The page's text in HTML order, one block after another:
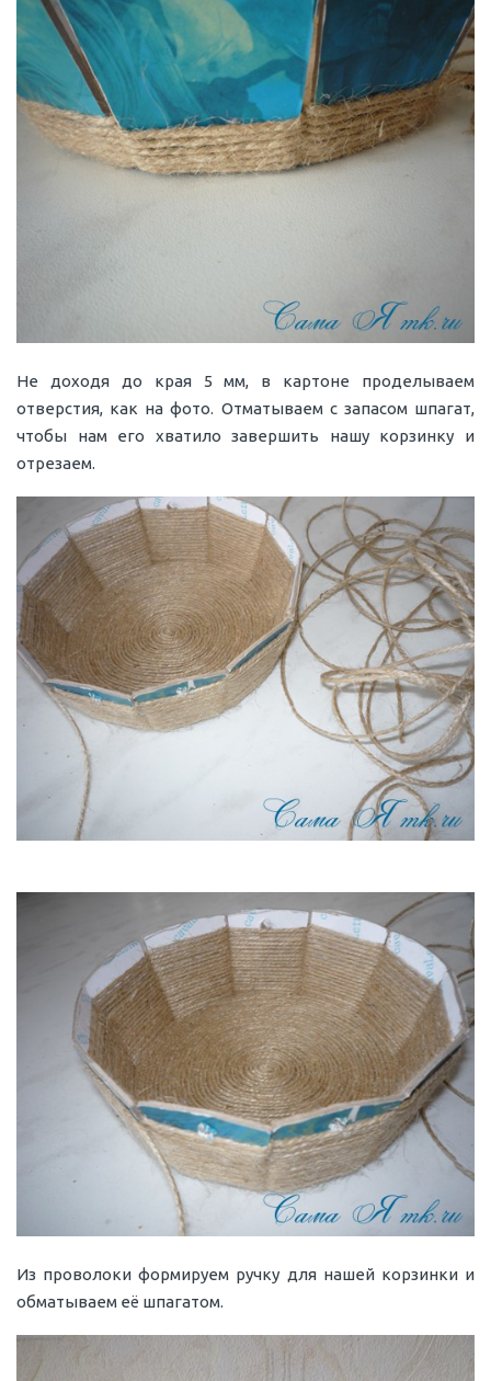
Не доходя до края 5 мм, в картоне проделываем
отверстия, как на фото. Отматываем с запасом шпагат,
чтобы нам его хватило завершить нашу корзинку и
отрезаем.
Из проволоки формируем ручку для нашей корзинки и
обматываем её шпагатом.